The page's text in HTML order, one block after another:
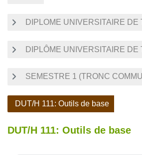
DIPLOME UNIVERSITAIRE DE
DIPLÔME UNIVERSITAIRE
SEMESTRE 1 (TRONC
DUT/H 111: Outils de base
DUT/H 111: Outils de base